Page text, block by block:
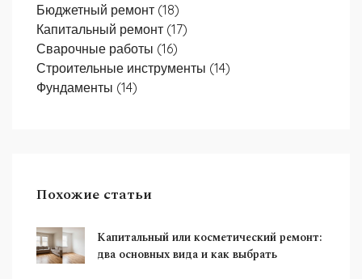
Бюджетный ремонт (18)
Капитальный ремонт (17)
Сварочные работы (16)
Строительные инструменты (14)
Фундаменты (14)
Похожие статьи
Капитальный или косметический ремонт:
два основных вида и как выбрать